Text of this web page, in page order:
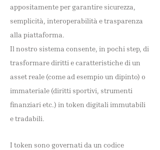
appositamente per garantire sicurezza,
semplicità, interoperabilità e trasparenza
alla piattaforma.
Il nostro sistema consente, in pochi step, di
trasformare diritti e caratteristiche di un
asset reale (come ad esempio un dipinto) o
immateriale (diritti sportivi, strumenti
finanziari etc.) in token digitali immutabili
e tradabili.
I token sono governati da un codice